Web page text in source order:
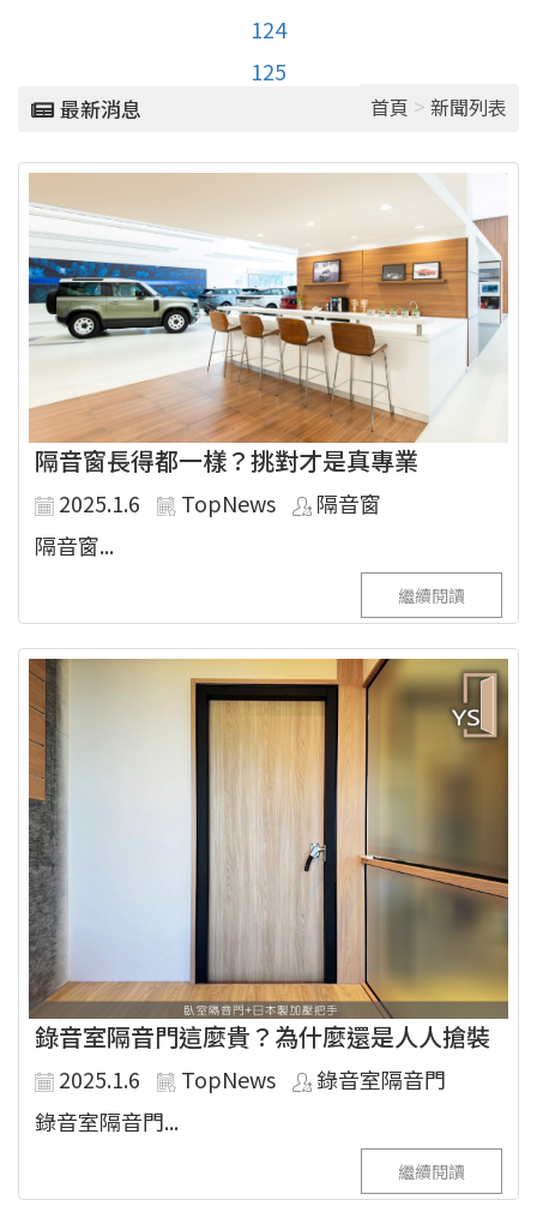
124
125
最新消息 首頁 > 新聞列表
隔音窗長得都一樣？挑對才是真專業
2025.1.6 TopNews
隔音窗
隔音窗...
繼續閱讀
錄音室隔音門這麼貴？為什麼還是人人搶裝
2025.1.6 TopNews
錄音室隔音門
錄音室隔音門...
繼續閱讀